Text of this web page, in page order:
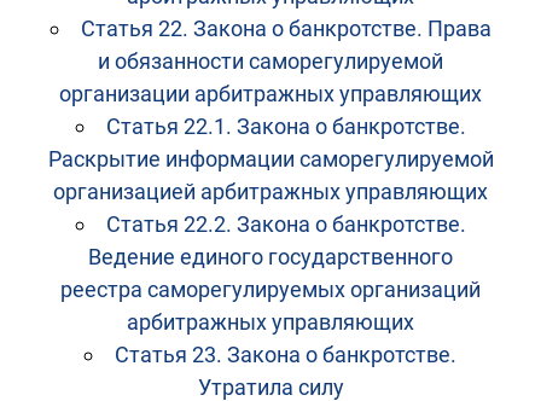
Статья 22. Закона о банкротстве. Права
и обязанности саморегулируемой
организации арбитражных управляющих
Статья 22.1. Закона о банкротстве.
Раскрытие информации саморегулируемой
организацией арбитражных управляющих
Статья 22.2. Закона о банкротстве.
Ведение единого государственного
реестра саморегулируемых организаций
арбитражных управляющих
Статья 23. Закона о банкротстве.
Утратила силу